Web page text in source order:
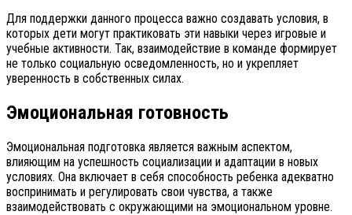
Для поддержки данного процесса важно создавать условия, в
которых дети могут практиковать эти навыки через игровые и
учебные активности. Так, взаимодействие в команде формирует
не только социальную осведомленность, но и укрепляет
уверенность в собственных силах.
Эмоциональная готовность
Эмоциональная подготовка является важным аспектом,
влияющим на успешность социализации и адаптации в новых
условиях. Она включает в себя способность ребенка адекватно
воспринимать и регулировать свои чувства, а также
взаимодействовать с окружающими на эмоциональном уровне.